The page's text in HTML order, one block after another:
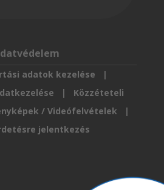
adatok kezelése |
| Közzéteteli
/ Videófelvételek |
jelentkezés